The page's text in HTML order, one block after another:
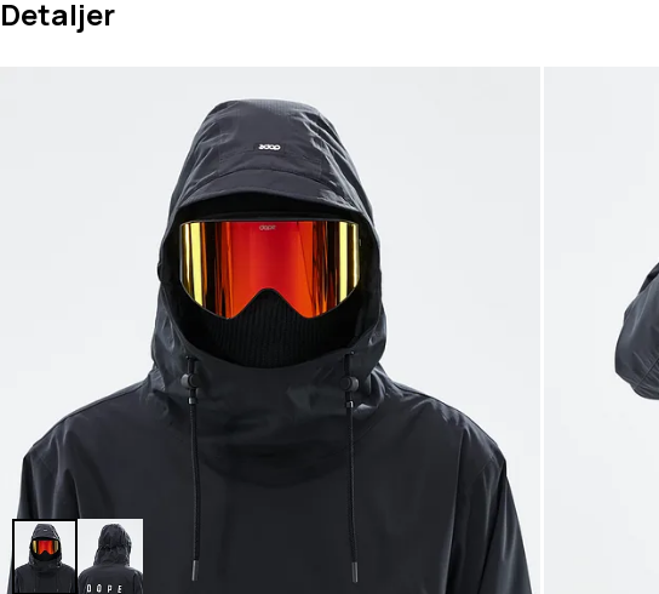
Detaljer